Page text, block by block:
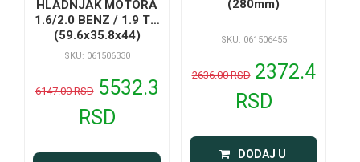
HLADNJAK MOTORA
1.6/2.0 BENZ / 1.9 Tdi
(59.6x35.8x44)
SKU: 061506330
6147.00 RSD 5532.3
RSD
(280mm)
SKU: 061506455
2636.00 RSD 2372.4
RSD
DODAJ U